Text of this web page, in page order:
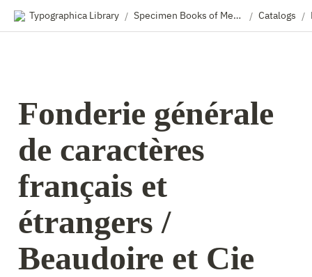
Typographica Library / Specimen Books of Metal & Wood Type / Catalogs /
Fonderie générale
de caractères
français et
étrangers /
Beaudoire et Cie